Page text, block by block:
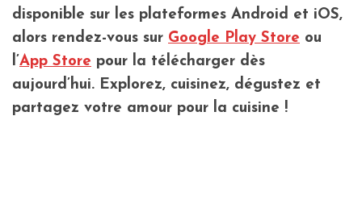
disponible sur les plateformes Android et iOS,
alors rendez-vous sur Google Play Store ou
l’App Store pour la télécharger dès
aujourd’hui. Explorez, cuisinez, dégustez et
partagez votre amour pour la cuisine !